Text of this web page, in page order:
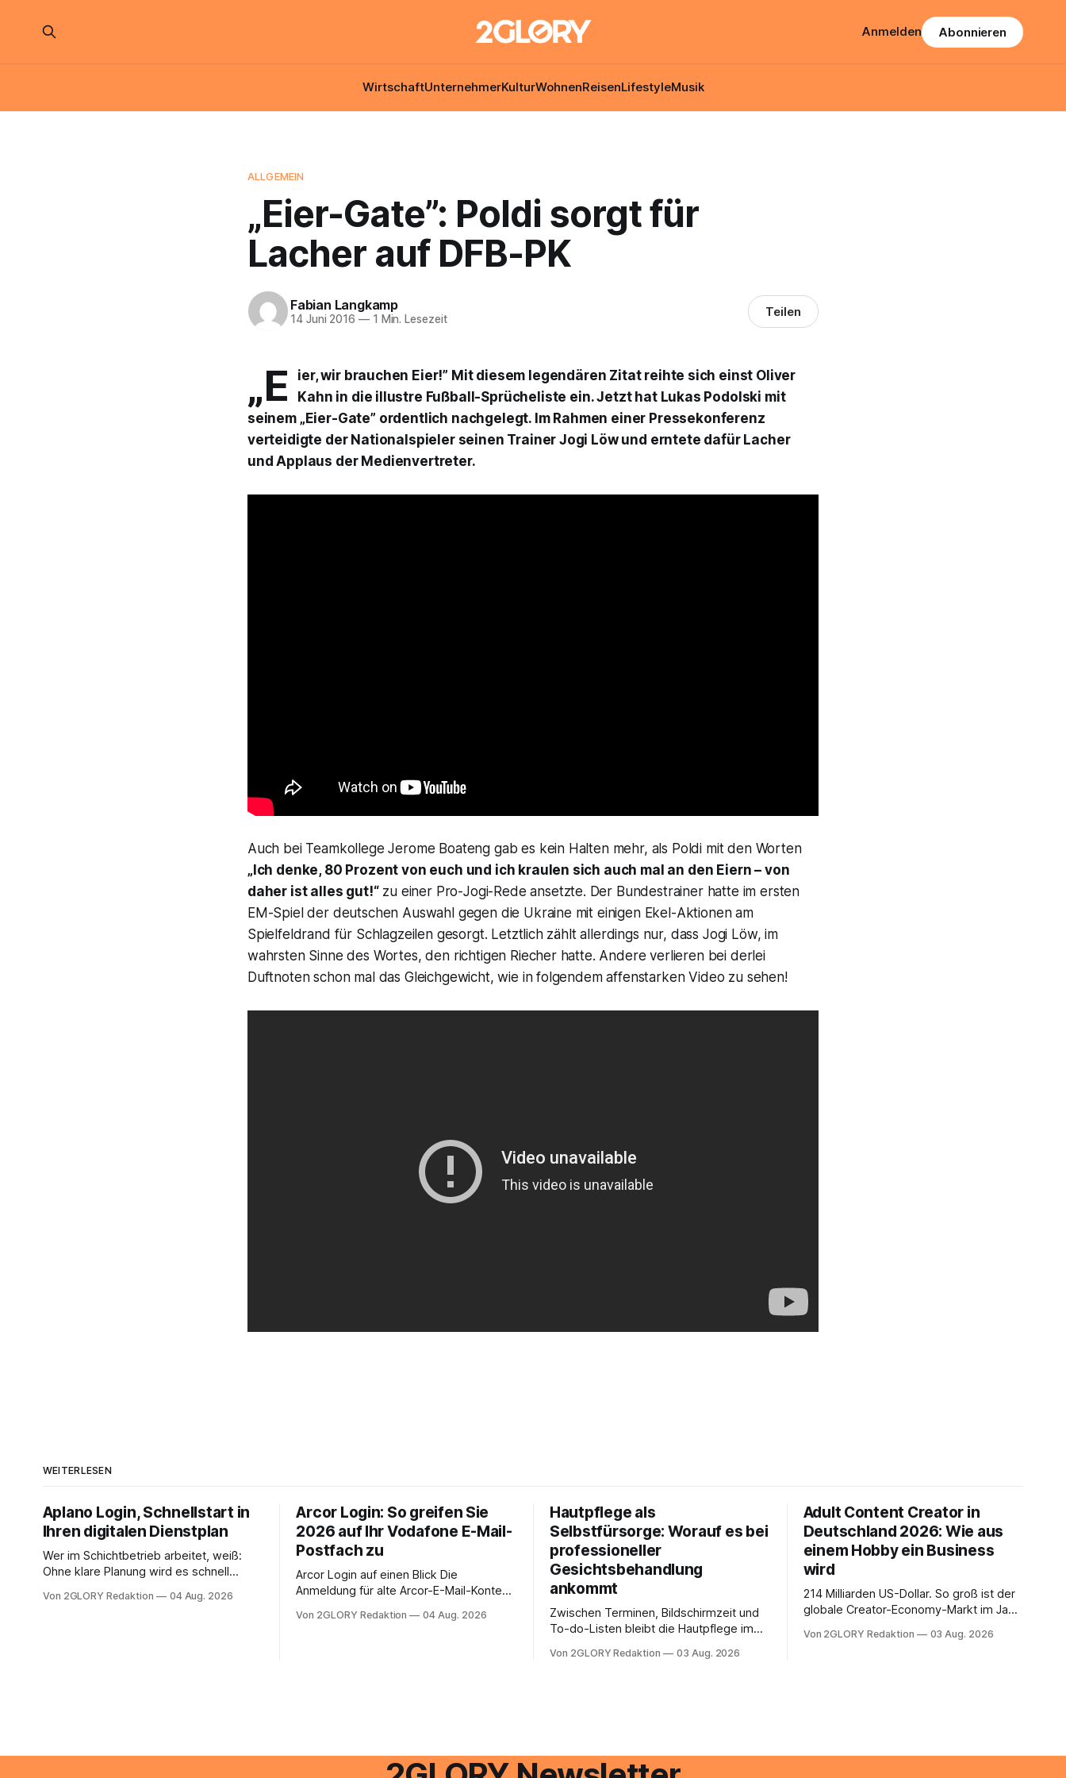
WirtschaftUnternehmerKulturWohnenReisenLifestyleMusik
Anmelden Abonnieren
ALLGEMEIN
„Eier-Gate”: Poldi sorgt für
Lacher auf DFB-PK
Fabian Langkamp
14 Juni 2016 —1 Min. Lesezeit Teilen
„E
ier, wir brauchen Eier!” Mit diesem legendären Zitat reihte sich einst Oliver
Kahn in die illustre Fußball-Sprücheliste ein. Jetzt hat Lukas Podolski mit
seinem „Eier-Gate” ordentlich nachgelegt. Im Rahmen einer Pressekonferenz
verteidigte der Nationalspieler seinen Trainer Jogi Löw und erntete dafür Lacher
und Applaus der Medienvertreter.
Auch bei Teamkollege Jerome Boateng gab es kein Halten mehr, als Poldi mit den Worten
„Ich denke, 80 Prozent von euch und ich kraulen sich auch mal an den Eiern – von
daher ist alles gut!“zu einer Pro-Jogi-Rede ansetzte. Der Bundestrainer hatte im ersten
EM-Spiel der deutschen Auswahl gegen die Ukraine mit einigen Ekel-Aktionen am
Spielfeldrand für Schlagzeilen gesorgt. Letztlich zählt allerdings nur, dass Jogi Löw, im
wahrsten Sinne des Wortes, den richtigen Riecher hatte. Andere verlieren bei derlei
Duftnoten schon mal das Gleichgewicht, wie in folgendem affenstarken Video zu sehen!
WEITERLESEN
Aplano Login, Schnellstart in
Ihren digitalen Dienstplan
Wer im Schichtbetrieb arbeitet, weiß:
Ohne klare Planung wird es schnell
zentraler Zugangspunkt, um dienstpläne,
Von 2GLORY Redaktion 04 Aug. 2026
Arcor Login: So greifen Sie
2026 auf Ihr Vodafone E-Mail-
Postfach zu
Arcor Login auf einen Blick Die
Anmeldung für alte Arcor-E-Mail-Konten
noch eine e mail adresse mit der Endung
Von 2GLORY Redaktion 04 Aug. 2026
Hautpflege als
Selbstfürsorge: Worauf es bei
professioneller
Gesichtsbehandlung
ankommt
Zwischen Terminen, Bildschirmzeit und
To-do-Listen bleibt die Hautpflege im
schnell abschminken, morgens eine
Unreinheiten. Professionelle
Von 2GLORY Redaktion 03 Aug. 2026
Adult Content Creator in
Deutschland 2026: Wie aus
einem Hobby ein Business
wird
214 Milliarden US-Dollar. So groß ist der
globale Creator-Economy-Markt im Jahr
22 Prozent. Was lange als
Von 2GLORY Redaktion 03 Aug. 2026